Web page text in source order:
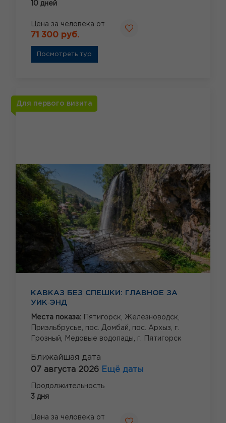
10 дней
Цена за человека от
71 300 руб.
Посмотреть тур
Для первого визита
КАВКАЗ БЕЗ СПЕШКИ: ГЛАВНОЕ ЗА
УИК‑ЭНД
Места показа: Пятигорск, Железноводск,
Приэльбрусье, пос. Домбай, пос. Архыз, г.
Грозный,
Медовые водопады, г. Пятигорск
Ближайшая дата
07 августа 2026 Ещё даты
Продолжительность
3 дня
Цена за человека от